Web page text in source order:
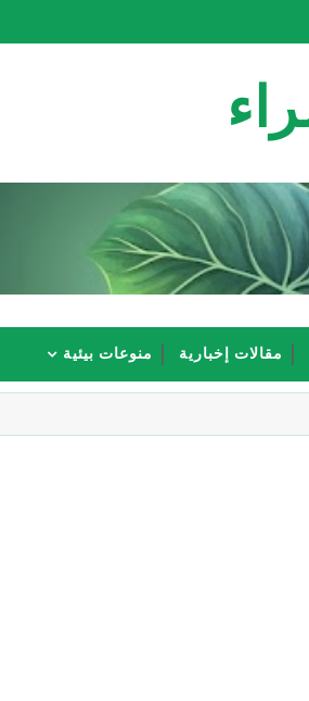
مقالات إخبارية منوعات بيئية